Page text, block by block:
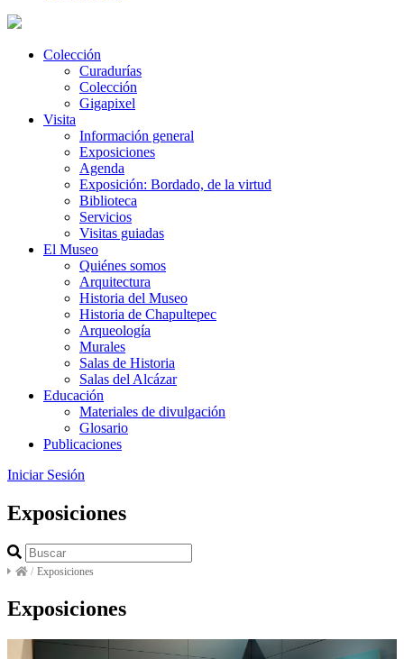
Colección
Curadurías
Colección
Gigapixel
Visita
Información general
Exposiciones
Agenda
Exposición: Bordado, de la virtud
Biblioteca
Servicios
Visitas guiadas
El Museo
Quiénes somos
Arquitectura
Historia del Museo
Historia de Chapultepec
Arqueología
Murales
Salas de Historia
Salas del Alcázar
Educación
Materiales de divulgación
Glosario
Publicaciones
Iniciar Sesión
Exposiciones
/ Exposiciones
Exposiciones